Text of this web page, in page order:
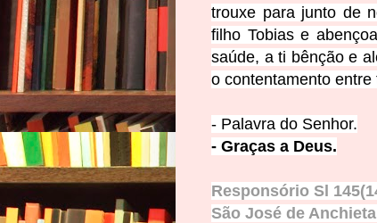
trouxe para junto de
filho Tobias e
saúde, a ti bênção e
o contentamento
- Palavra do Senhor.
- Graças a Deus.
Responsório Sl
São José de